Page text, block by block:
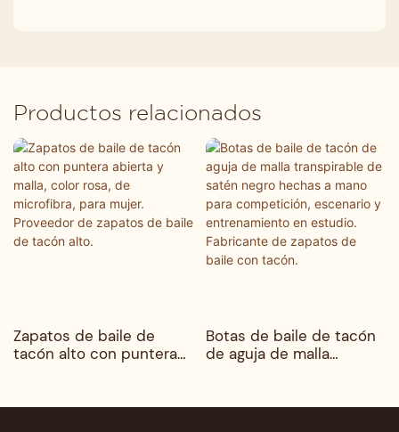
Productos relacionados
Zapatos de baile de
tacón alto con puntera
mujer. Proveedor de
Botas de baile de tacón
de aguja de malla
para competición,